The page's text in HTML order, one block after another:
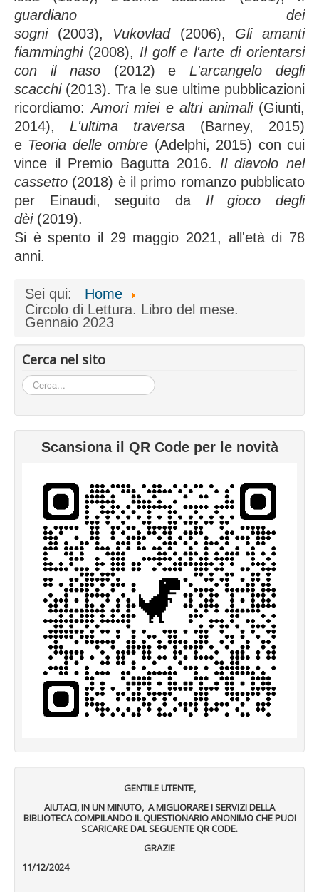
guardiano dei
sogni(2003), Vukovlad(2006), Gli amanti
fiamminghi(2008), Il golf e l'arte di orientarsi
con il naso(2012) e L'arcangelo degli
scacchi(2013). Tra le sue ultime pubblicazioni
ricordiamo:Amori miei e altri animali (Giunti,
2014), L'ultima traversa (Barney, 2015)
e Teoria delle ombre (Adelphi, 2015) con cui
vince il Premio Bagutta 2016. Il diavolo nel
cassetto (2018) è il primo romanzo pubblicato
per Einaudi, seguito da Il gioco degli
dèi (2019).
Si è spento il 29 maggio 2021, all'età di 78
anni.
Sei qui:
Home
Circolo di Lettura. Libro del mese.
Gennaio 2023
Cerca nel sito
Cerca...
Scansiona il QR Code per le novità
GENTILE UTENTE,
AIUTACI, IN UN MINUTO, A MIGLIORARE I SERVIZI DELLA
BIBLIOTECA COMPILANDO IL QUESTIONARIO ANONIMO CHE PUOI
SCARICARE DAL SEGUENTE QR CODE.
GRAZIE
11/12/2024